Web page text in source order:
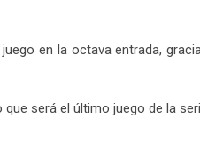
en la octava entrada,
será el último juego de la